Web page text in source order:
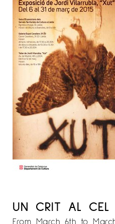
UN CRIT AL CEL
From March 6th to